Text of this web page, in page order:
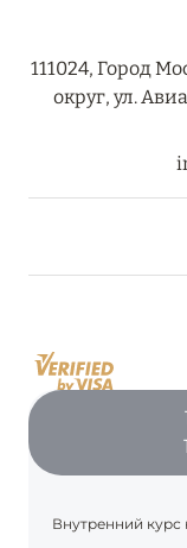
111024, Город
округ, ул.
Внутренний курс